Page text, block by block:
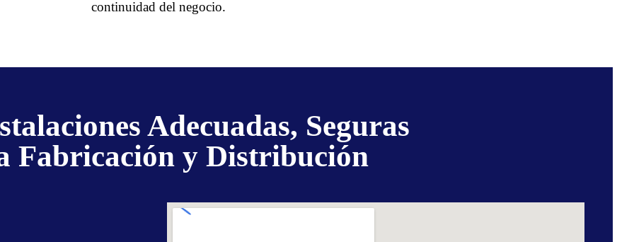
continuidad del negocio.
Adecuadas, Seguras
Fabricación y Distribución